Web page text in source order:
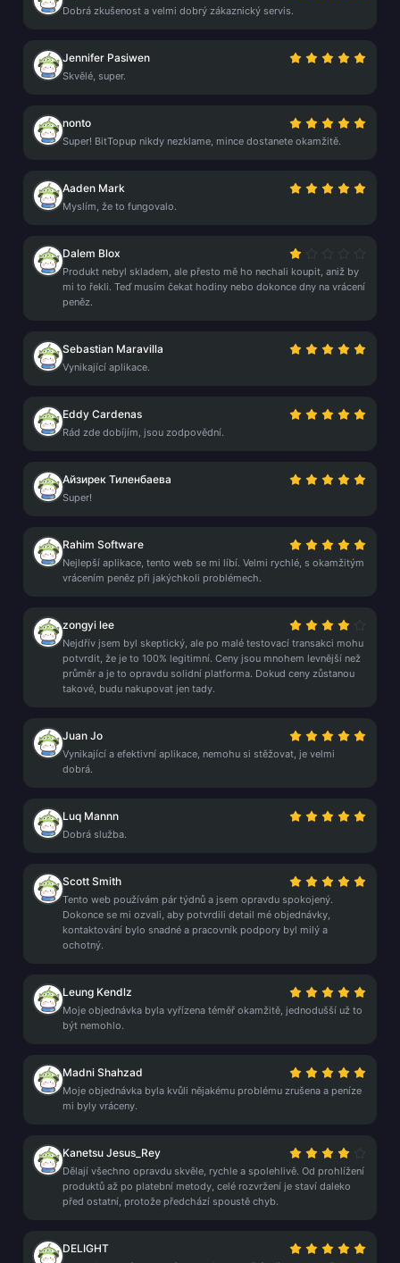
Dobrá zkušenost a velmi dobrý zákaznický servis.
Jennifer Pasiwen
Skvělé, super.
nonto
Super! BitTopup nikdy nezklame, mince dostanete okamžitě.
Aaden Mark
Myslím, že to fungovalo.
Dalem Blox
Produkt nebyl skladem, ale přesto mě ho nechali koupit, aniž by
mi to řekli. Teď musím čekat hodiny nebo dokonce dny na vrácení
peněz.
Sebastian Maravilla
Vynikající aplikace.
Eddy Cardenas
Rád zde dobíjím, jsou zodpovědní.
Айзирек Тиленбаева
Super!
Rahim Software
Nejlepší aplikace, tento web se mi líbí. Velmi rychlé, s okamžitým
vrácením peněz při jakýchkoli problémech.
zongyi lee
Nejdřív jsem byl skeptický, ale po malé testovací transakci mohu
potvrdit, že je to 100% legitimní. Ceny jsou mnohem levnější než
průměr a je to opravdu solidní platforma. Dokud ceny zůstanou
takové, budu nakupovat jen tady.
Juan Jo
Vynikající a efektivní aplikace, nemohu si stěžovat, je velmi
dobrá.
Luq Mannn
Dobrá služba.
Scott Smith
Tento web používám pár týdnů a jsem opravdu spokojený.
Dokonce se mi ozvali, aby potvrdili detail mé objednávky,
kontaktování bylo snadné a pracovník podpory byl milý a
ochotný.
Leung Kendlz
Moje objednávka byla vyřízena téměř okamžitě, jednodušší už to
být nemohlo.
Madni Shahzad
Moje objednávka byla kvůli nějakému problému zrušena a peníze
mi byly vráceny.
Kanetsu Jesus_Rey
Dělají všechno opravdu skvěle, rychle a spolehlivě. Od prohlížení
produktů až po platební metody, celé rozvržení je staví daleko
před ostatní, protože předchází spoustě chyb.
DELIGHT